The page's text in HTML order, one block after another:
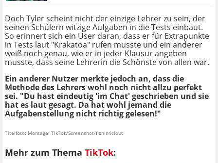
Doch Tyler scheint nicht der einzige Lehrer zu sein, der
seinen Schülern witzige Aufgaben in die Tests einbaut.
So erinnert sich ein User daran, dass er für Extrapunkte
in Tests laut "Krakatoa" rufen musste und ein anderer
weiß noch genau, wie er in jeder Klausur angeben
musste, dass seine Lehrerin die Schönste von allen war.
Ein anderer Nutzer merkte jedoch an, dass die
Methode des Lehrers wohl noch nicht allzu perfekt
sei. "Du hast eindeutig 'im Chat' geschrieben und sie
hat es laut gesagt. Da hat wohl jemand die
Aufgabenstellung nicht richtig gelesen!"
Titelfoto: Montage: TikTok/Screenshot/fishin4clout
Mehr zum Thema TikTok: